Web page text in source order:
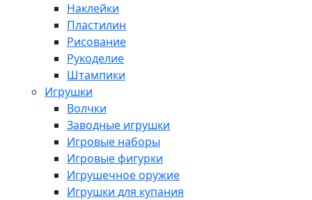
Наклейки
Пластилин
Рисование
Рукоделие
Штампики
Игрушки
Волчки
Заводные игрушки
Игровые наборы
Игровые фигурки
Игрушечное оружие
Игрушки для купания